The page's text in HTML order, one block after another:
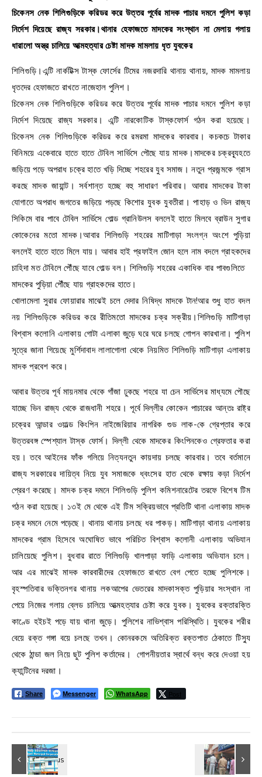
চিকেনস নেক শিলিগুড়িকে করিডর করে উত্তর পূর্বের মাদক পাচার দমনে পুলিশ কড়া
নির্দেশ দিয়েছে রাজ্য সরকার।থানার হেফাজতে মাদকের সংস্থান না মেলায় গলায়
ধারালো অস্ত্র চালিয়ে আত্মহত্যার চেষ্টা মাদক মামলায় ধৃত যুবকের
শিলিগুড়ি।এন্টি নার্কটিক্স টাস্ক ফোর্সের টিমের নজরদারি থানায় থানায়, মাদক মামলায়
ধৃতদের হেফাজতে রাখতে নাজেহাল পুলিশ।
চিকেনস নেক শিলিগুড়িকে করিডর করে উত্তর পূর্বের মাদক পাচার দমনে পুলিশ কড়া
নির্দেশ দিয়েছে রাজ্য সরকার। এন্টি নারকোটিক টাস্কফোর্স গঠন করা হয়েছে।
চিকেনস নেক শিলিগুড়িকে করিডর করে রমরমা মাদকের কারবার। কচকচে টাকার
বিনিময়ে একেবারে হাতে হাতে টেবিল সার্ভিসে পৌছে যায় মাদক।মাদকের চক্রব্যূহতে
জড়িয়ে পড়ে অপরাধ চক্রে হাতে খড়ি দিচ্ছে শহরের যুব সমাজ। নতুন প্রজন্মকে গ্রাস
করছে মাদক জায়ান্ট। সর্বশান্ত হচ্ছে বহু সাধারণ পরিবার। আবার মাদকের টাকা
যোগাতে অপরাধ জগতের জড়িয়ে পড়ছে কিশোর যুবক যুবতীরা। পাহাড় ও ভিন রাজ্য
সিকিমে বার পাবে টেবিল সার্ভিসে গোল্ড গ্রানিউলস বললেই হাতে মিলবে ব্রাউন সুগার
কোকেনের মতো মাদক।আবার শিলিগুড়ি শহরের মাটিগাড়া সংলগ্ন অংশে পুড়িয়া
বললেই হাতে হাতে মিলে যায়। আবার হাই প্রফাইল জোন হলে নাম বদলে গ্রাহকদের
চাহিদা মত টেবিলে পৌঁছে যাবে গোল্ড বল। শিলিগুড়ি শহরের একাধিক বার পাবগুলিতে
মাদকের পুড়িয়া পৌঁছে যায় গ্রাহকদের হাতে।
খোলামেলা সুরার ফোয়ারার মাঝেই চলে দেদার নিষিদ্ধ মাদকে টান!আর শুধু হাত বদল
নয় শিলিগুড়িকে করিডর করে রীতিমতো মাদকের চক্র সক্রীয়।শিলিগুড়ি মাটিগাড়া
বিশ্বাস কলোনি এলাকায় গোটা এলাকা জুড়ে ঘরে ঘরে চলছে গোপন কারখানা। পুলিশ
সূত্রে জানা গিয়েছে মুর্শিদাবাদ লালাগোলা থেকে নিয়মিত শিলিগুড়ি মাটিগাড়া এলাকায়
মাদক প্রবেশ করে।
আবার উত্তর পূর্ব মায়নমার থেকে গাঁজা ঢুকছে শহরে যা চেন সার্ভিসের মাধ্যমে পৌছে
যাচ্ছে ভিন রাজ্য থেকে রাজধানী শহরে। পূর্বে দিল্লীর কোকেন পাচারের আন্তঃ রাষ্ট্র
চক্রের আন্ডার ওয়াল্ড কিংপিন নাইজেরিয়ার নাগরিক গুড লাক-কে গ্রেপ্তার করে
উত্তরবঙ্গ স্পেশ্যাল টাস্ক ফোর্স। দিল্লী থেকে মাদকের কিংপিনকেও গ্রেফতার করা
হয়। তবে আইনের ফাঁক গলিয়ে নিত্যনতুন কায়দায় চলছে কারবার। তবে বর্তমানে
রাজ্য সরকারের দায়িত্ব নিয়ে যুব সমাজকে ধ্বংসের হাত থেকে রক্ষায় কড়া নির্দেশ
প্রেরণ করেছে। মাদক চক্র দমনে শিলিগুড়ি পুলিশ কমিশনারেটের তরফে বিশেষ টিম
গঠন করা হয়েছে। ১৩ই মে থেকে এই টিম সক্রিয়ভাবে প্রতিটি থানা এলাকায় মাদক
চক্র দমনে নেমে পড়েছে। থানায় থানায় চলছে ধর পাকড়। মাটিগাড়া থানায় এলাকায়
মাদকের গ্রাম হিসেবে অঘোষিত ভাবে পরিচিত বিশ্বাস কলোনী এলাকায় অভিযান
চালিয়েছে পুলিশ। বুধবার রাতে শিলিগুড়ি খালপাড়া ফাড়ি এলাকায় অভিযান চলে।
আর এর মাঝেই মাদক কারবারীদের হেফাজতে রাখতে বেগ পেতে হচ্ছে পুলিশকে।
বৃহস্পতিবার ভক্তিনগর থানায় লকআপের ভেতরের মাদকাসক্ত পুড়িয়ার সংস্থান না
পেয়ে নিজের গলায় ব্লেড চালিয়ে আত্মহত্যার চেষ্টা করে যুবক। যুবকের রক্তারক্তি
কাণ্ডে হইচই পড়ে যায় থানা জুড়ে। পুলিশের নাভিশ্বাস পরিস্থিতি। যুবকের শরীর
বেয়ে রক্ত গঙ্গা বয়ে চলছে তখন। কোনরকমে অতিরিক্ত রক্তপাত ঠেকাতে টিস্যু
থেকে ঠান্ডা জল নিয়ে ছুট পুলিশ কর্তাদের। গোপনীয়তার স্বার্থে বন্ধ করে দেওয়া হয়
ক্যান্টিনের দরজা।
Share Messenger WhatsApp Post